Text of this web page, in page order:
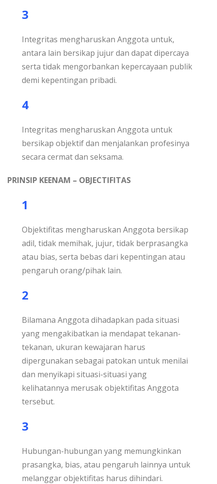
3
Integritas mengharuskan Anggota untuk,
antara lain bersikap jujur dan dapat dipercaya
serta tidak mengorbankan kepercayaan publik
demi kepentingan pribadi.
4
Integritas mengharuskan Anggota untuk
bersikap objektif dan menjalankan profesinya
secara cermat dan seksama.
PRINSIP KEENAM – OBJECTIFITAS
1
Objektifitas mengharuskan Anggota bersikap
adil, tidak memihak, jujur, tidak berprasangka
atau bias, serta bebas dari kepentingan atau
pengaruh orang/pihak lain.
2
Bilamana Anggota dihadapkan pada situasi
yang mengakibatkan ia mendapat tekanan-
tekanan, ukuran kewajaran harus
dipergunakan sebagai patokan untuk menilai
dan menyikapi situasi-situasi yang
kelihatannya merusak objektifitas Anggota
tersebut.
3
Hubungan-hubungan yang memungkinkan
prasangka, bias, atau pengaruh lainnya untuk
melanggar objektifitas harus dihindari.